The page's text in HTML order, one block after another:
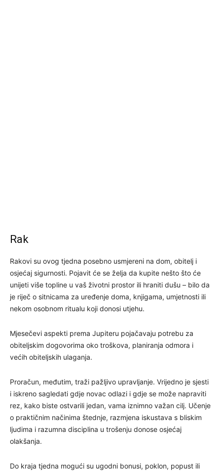
Rak
Rakovi su ovog tjedna posebno usmjereni na dom, obitelj i
osjećaj sigurnosti. Pojavit će se želja da kupite nešto što će
unijeti više topline u vaš životni prostor ili hraniti dušu – bilo da
je riječ o sitnicama za uređenje doma, knjigama, umjetnosti ili
nekom osobnom ritualu koji donosi utjehu.
Mjesečevi aspekti prema Jupiteru pojačavaju potrebu za
obiteljskim dogovorima oko troškova, planiranja odmora i
većih obiteljskih ulaganja.
Proračun, međutim, traži pažljivo upravljanje. Vrijedno je sjesti
i iskreno sagledati gdje novac odlazi i gdje se može napraviti
rez, kako biste ostvarili jedan, vama iznimno važan cilj. Učenje
o praktičnim načinima štednje, razmjena iskustava s bliskim
ljudima i razumna disciplina u trošenju donose osjećaj
olakšanja.
Do kraja tjedna mogući su ugodni bonusi, poklon, popust ili